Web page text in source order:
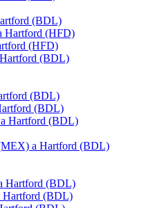
(BDL)
Hartford (HFD)
(HFD)
(BDL)
(BDL)
(BDL)
Hartford (BDL)
a Hartford (BDL)
Hartford (BDL)
Hartford (BDL)